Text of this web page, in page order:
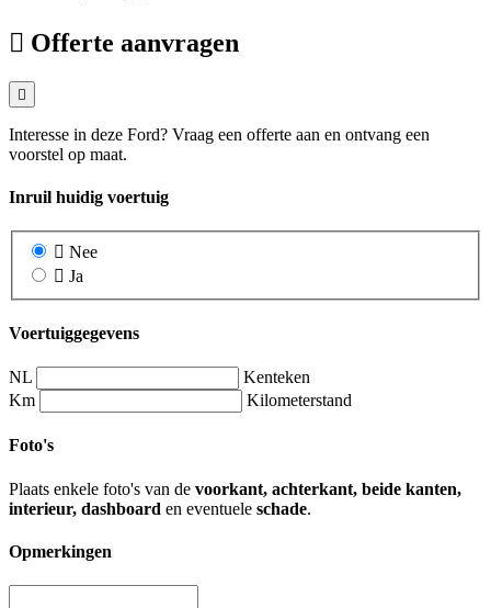
Offerte aanvragen
Interesse in deze Ford? Vraag een offerte aan en ontvang een
voorstel op maat.
Inruil huidig voertuig
Nee
Ja
Voertuiggegevens
NL
Kenteken
Km
Kilometerstand
Foto's
Plaats enkele foto's van de voorkant, achterkant, beide kanten,
interieur, dashboard en eventuele schade.
Opmerkingen